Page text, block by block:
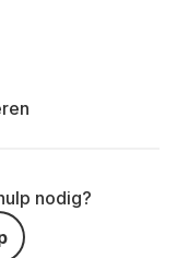
nodig?